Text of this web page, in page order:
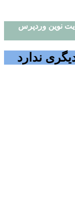
نوین وردپرس
ندارد